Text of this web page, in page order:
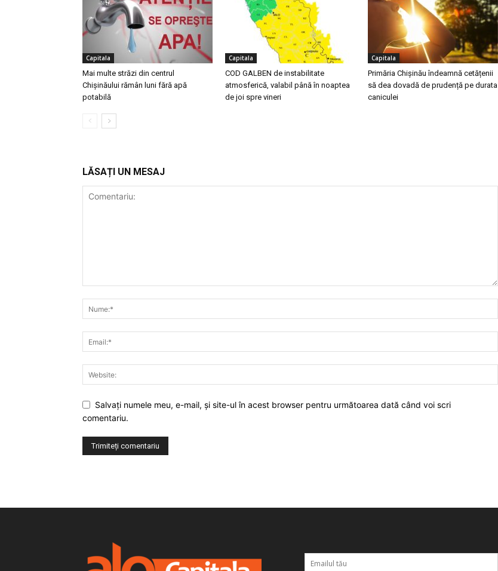
Capitala
Mai multe străzi din centrul
Chișinăului rămân luni fără apă
potabilă
Capitala
COD GALBEN de instabilitate
atmosferică, valabil până în noaptea
de joi spre vineri
Capitala
Primăria Chișinău îndeamnă cetățenii
să dea dovadă de prudență pe durata
caniculei
LĂSAȚI UN MESAJ
Salvaţi numele meu, e-mail, şi site-ul în acest browser pentru următoarea dată când voi scri
comentariu.